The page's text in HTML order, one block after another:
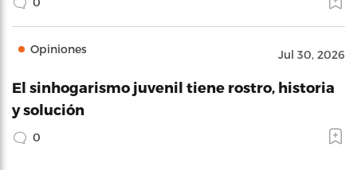
Opiniones Jul 30, 2026
El sinhogarismo juvenil tiene rostro, historia
y solución
0